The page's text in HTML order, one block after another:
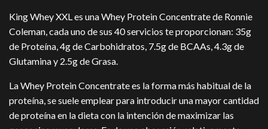
King Whey XXL es una Whey Protein Concentrate de Ronnie
Coleman, cada uno de sus 40 servicios te proporcionan: 35g
de Proteína, 4g de Carbohidratos, 7.5g de BCAAs, 4.3g de
Glutamina y 2.5g de Grasa.
La Whey Protein Concentrate es la forma más habitual de la
proteína, se suele emplear para introducir una mayor cantidad
de proteína en la dieta con la intención de maximizar las